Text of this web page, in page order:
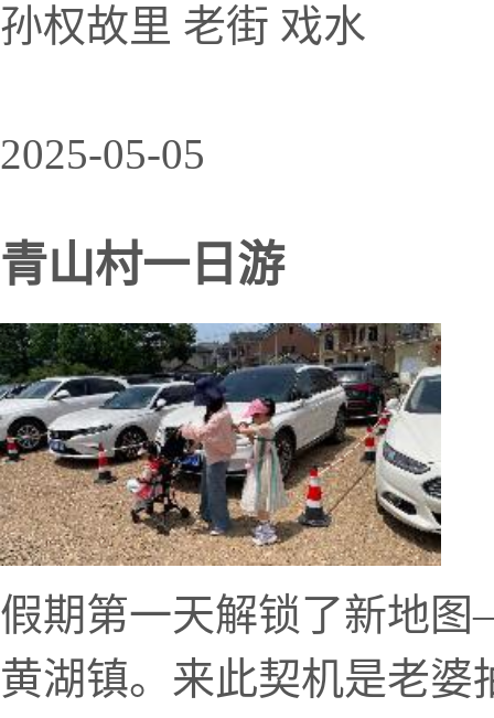
孙权故里 老街 戏水
2025-05-05
青山村一日游
假期第一天解锁了新地
黄湖镇。来此契机是老婆